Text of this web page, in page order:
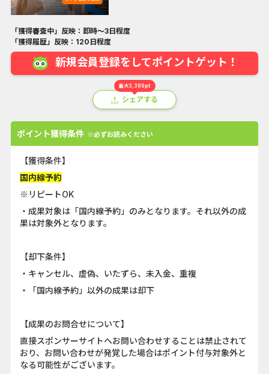
「獲得審査中」反映：即時～3日程度
「獲得履歴」反映：120日程度
新規会員登録をしてポイントゲット！
最大3,300pt
シェアする
ポイント獲得条件 ※必ずお読みください
【獲得条件】
国内線予約
※リピートOK
・成果対象は「国内線予約」のみとなります。それ以外の成
果は対象外となります。
【却下条件】
・キャンセル、虚偽、いたずら、未入金、重複
・「国内線予約」以外の成果は却下
【成果のお問合せについて】
直接スポンサーサイトへお問い合わせすることは禁止されて
おり、お問い合わせが発覚した場合はポイント付与対象外と
なる可能性がございます。